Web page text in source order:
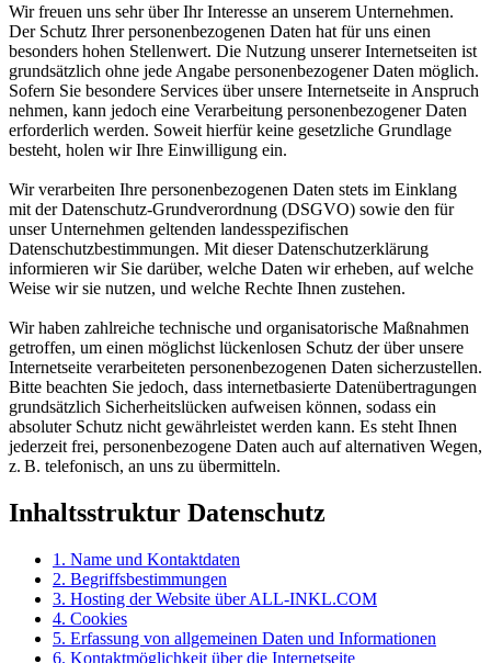
Wir freuen uns sehr über Ihr Interesse an unserem Unternehmen.
Der Schutz Ihrer personenbezogenen Daten hat für uns einen
besonders hohen Stellenwert. Die Nutzung unserer Internetseiten ist
grundsätzlich ohne jede Angabe personenbezogener Daten möglich.
Sofern Sie besondere Services über unsere Internetseite in Anspruch
nehmen, kann jedoch eine Verarbeitung personenbezogener Daten
erforderlich werden. Soweit hierfür keine gesetzliche Grundlage
besteht, holen wir Ihre Einwilligung ein.
Wir verarbeiten Ihre personenbezogenen Daten stets im Einklang
mit der Datenschutz-Grundverordnung (DSGVO) sowie den für
unser Unternehmen geltenden landesspezifischen
Datenschutzbestimmungen. Mit dieser Datenschutzerklärung
informieren wir Sie darüber, welche Daten wir erheben, auf welche
Weise wir sie nutzen, und welche Rechte Ihnen zustehen.
Wir haben zahlreiche technische und organisatorische Maßnahmen
getroffen, um einen möglichst lückenlosen Schutz der über unsere
Internetseite verarbeiteten personenbezogenen Daten sicherzustellen.
Bitte beachten Sie jedoch, dass internetbasierte Datenübertragungen
grundsätzlich Sicherheitslücken aufweisen können, sodass ein
absoluter Schutz nicht gewährleistet werden kann. Es steht Ihnen
jederzeit frei, personenbezogene Daten auch auf alternativen Wegen,
z. B. telefonisch, an uns zu übermitteln.
Inhaltsstruktur Datenschutz
1. Name und Kontaktdaten
2. Begriffsbestimmungen
3. Hosting der Website über ALL-INKL.COM
4. Cookies
5. Erfassung von allgemeinen Daten und Informationen
6. Kontaktmöglichkeit über die Internetseite